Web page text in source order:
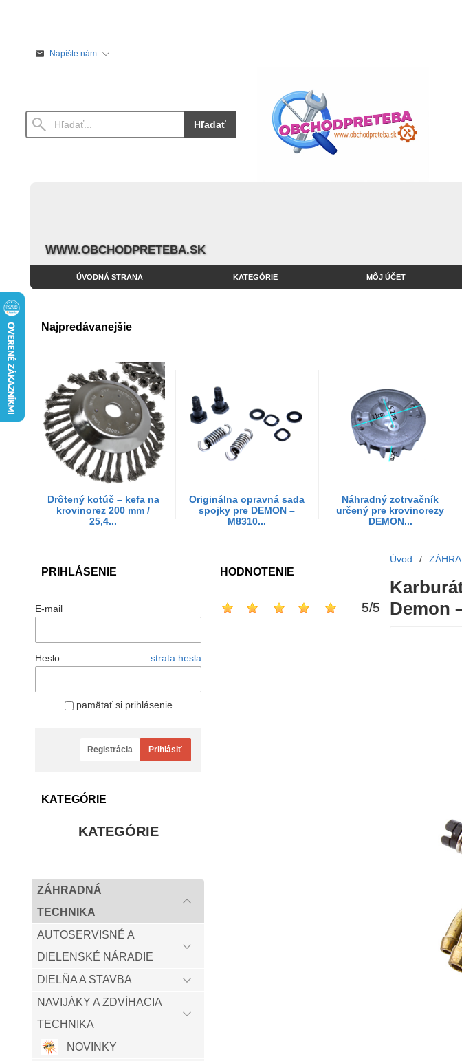
Napíšte nám
Hľadať
WWW.OBCHODPRETEBA.SK
ÚVODNÁ STRANA KATEGÓRIE MÔJ ÚČET
Najpredávanejšie
Drôtený kotúč – kefa na
krovinorez 200 mm /
25,4...
Originálna opravná sada
spojky pre DEMON –
M8310...
Náhradný zotrvačník
určený pre krovinorezy
DEMON...
PRIHLÁSENIE
E-mail
Heslo strata hesla
pamätať si prihlásenie
Registrácia Prihlásiť
KATEGÓRIE
KATEGÓRIE
ZÁHRADNÁ
TECHNIKA
AUTOSERVISNÉ A
DIELENSKÉ NÁRADIE
DIELŇA A STAVBA
NAVIJÁKY A ZDVÍHACIA
TECHNIKA
NOVINKY
HODNOTENIE
5/5
Úvod /
Demon